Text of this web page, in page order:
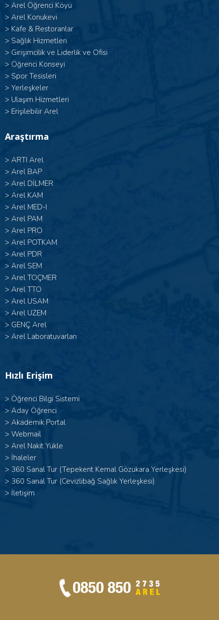
> Arel Öğrenci Köyü
> Arel Konukevi
> Kafe & Restoranlar
> Sağlık Hizmetleri
> Girişimcilik ve Liderlik ve Ofisi
> Öğrenci Konseyi
> Spor Tesisleri
> Yerleşkeler
> Ulaşım Hizmetleri
> Erişilebilir Arel
Araştırma
> ARTI Arel
> Arel BAP
> Arel DİLMER
> Arel KAM
> Arel MED-I
> Arel PAM
> Arel PRO
> Arel POTKAM
> Arel PDR
> Arel SEM
> Arel TOÇMER
> Arel TTO
> Arel USAM
> Arel UZEM
> GENÇ Arel
> Arel Laboratuvarları
Hızlı Erişim
> Öğrenci Bilgi Sistemi
> Aday Öğrenci
> Akademik Portal
> Webmail
> Arel Nakit Yükle
> İhaleler
> 360 Sanal Tur (Tepekent Kemal Gözükara Yerleşkesi)
> 360 Sanal Tur (Cevizlibağ Sağlık Yerleşkesi)
> İletişim